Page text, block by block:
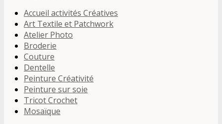
Accueil activités Créatives
Art Textile et Patchwork
Atelier Photo
Broderie
Couture
Dentelle
Peinture Créativité
Peinture sur soie
Tricot Crochet
Mosaïque